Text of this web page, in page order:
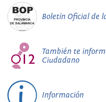
Boletín Oficial de
También te
Ciudadano
Información